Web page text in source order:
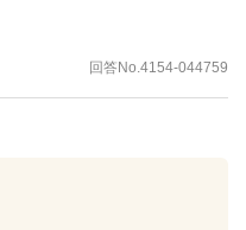
回答No.4154-044759